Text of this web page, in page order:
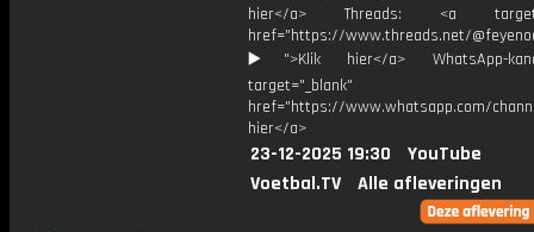
hier</a> Threads: <a
href="https://www.threads.net/
▶️">Klik hier</a> WhatsApp-
target="_blank"
href="https://www.whatsapp.com/
hier</a>
23-12-2025 19:30
YouTube
Voetbal.TV
Alle afleveringen